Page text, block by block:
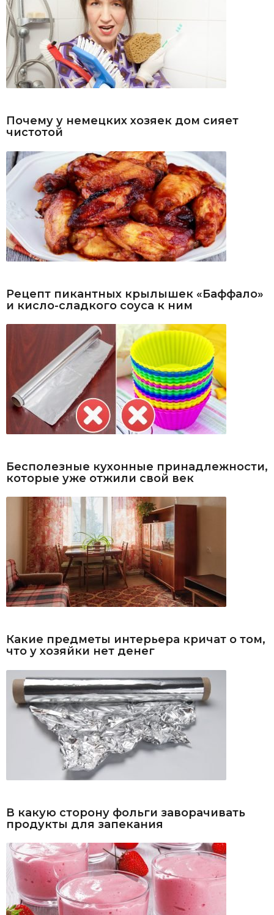
Почему у немецких хозяек дом сияет
чистотой
Рецепт пикантных крылышек «Баффало»
и кисло-сладкого соуса к ним
Бесполезные кухонные принадлежности,
которые уже отжили свой век
Какие предметы интерьера кричат о том,
что у хозяйки нет денег
В какую сторону фольги заворачивать
продукты для запекания